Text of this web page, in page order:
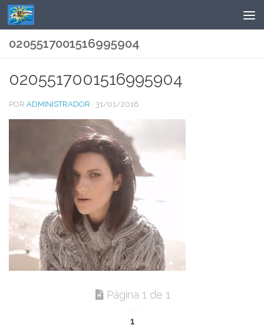
Saltar al contenido
0205517001516995904
0205517001516995904
POR ADMINISTRADOR · 31/01/2018
Página 1 de 1
1